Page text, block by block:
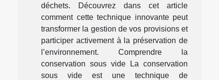
déchets. Découvrez dans cet article
comment cette technique innovante peut
transformer la gestion de vos provisions et
participer activement à la préservation de
l’environnement. Comprendre la
conservation sous vide La conservation
sous vide est une technique de